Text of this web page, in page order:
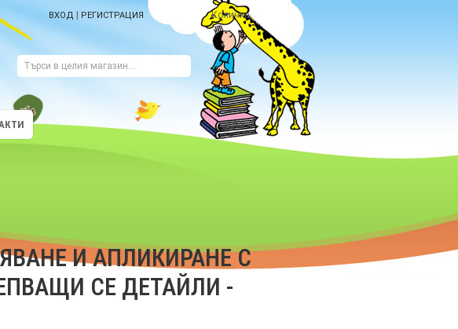
ВХОД | РЕГИСТРАЦИЯ Количка
И АПЛИКИРАНЕ С
СЕ ДЕТАЙЛИ -